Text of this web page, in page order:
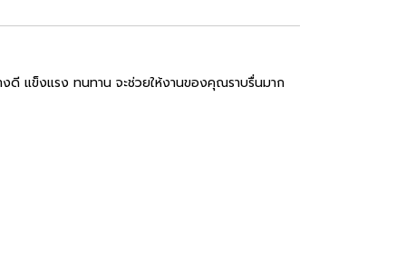
ดี แข็งแรง ทนทาน จะช่วยให้งานของคุณราบรื่นมาก